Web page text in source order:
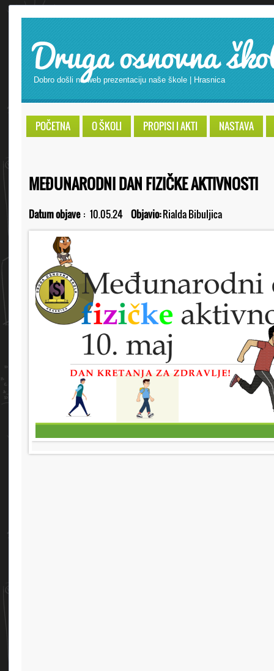
Druga osnovna
Dobro došli na web prezentaciju naše škole | Hrasnica
POČETNA O ŠKOLI PROPISI I AKTI NASTAVA
MEĐUNARODNI DAN FIZIČKE AKTIVNOSTI
Datum objave : 10.05.24 Objavio:Rialda Bibuljica